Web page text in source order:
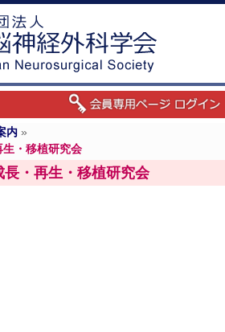
内 »
・移植研究会
・再生・移植研究会